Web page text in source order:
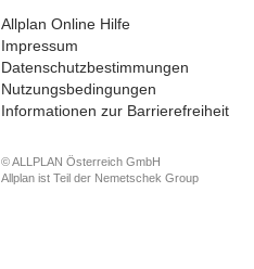
Allplan Online Hilfe
Impressum
Datenschutzbestimmungen
Nutzungsbedingungen
Informationen zur Barrierefreiheit
© ALLPLAN Österreich GmbH
Allplan ist Teil der Nemetschek Group